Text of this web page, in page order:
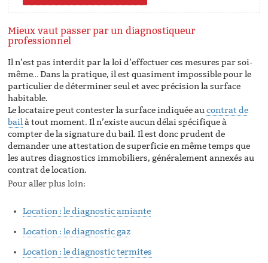
Mieux vaut passer par un diagnostiqueur
professionnel
Il n’est pas interdit par la loi d’effectuer ces mesures par soi-
même… Dans la pratique, il est quasiment impossible pour le
particulier de déterminer seul et avec précision la surface
habitable.
Le locataire peut contester la surface indiquée aucontrat de
bailà tout moment. Il n’existe aucun délai spécifique à
compter de la signature du bail. Il est donc prudent de
demander une attestation de superficie en même temps que
les autres diagnostics immobiliers, généralement annexés au
contrat de location.
Pour aller plus loin:
Location : le diagnostic amiante
Location : le diagnostic gaz
Location : le diagnostic termites